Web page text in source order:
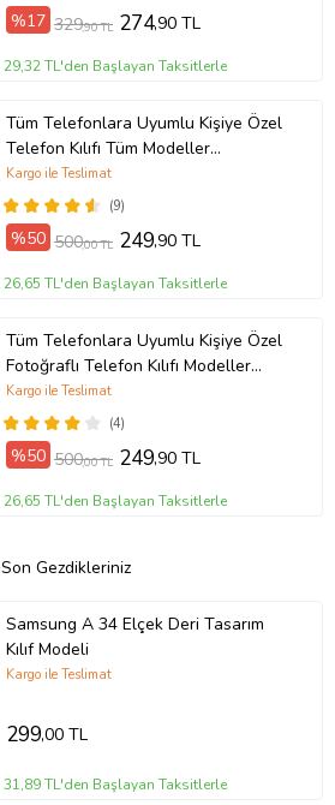
%17 329,90 TL 274,90 TL
29,32 TL'den Başlayan Taksitlerle
Tüm Telefonlara Uyumlu Kişiye Özel
Telefon Kılıfı Tüm Modeller
Açıklamada
(9)
Kargo ile Teslimat
%50 500,00 TL 249,90 TL
26,65 TL'den Başlayan Taksitlerle
Tüm Telefonlara Uyumlu Kişiye Özel
Fotoğraflı Telefon Kılıfı Modeller
Açıklamada
(4)
Kargo ile Teslimat
%50 500,00 TL 249,90 TL
26,65 TL'den Başlayan Taksitlerle
Son Gezdikleriniz
Samsung A 34 Elçek Deri Tasarım
Kılıf Modeli
Kargo ile Teslimat
299,00 TL
31,89 TL'den Başlayan Taksitlerle